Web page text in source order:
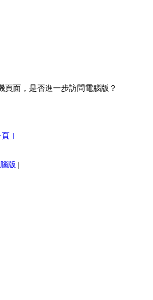
頁面，是否進一步訪問電腦版？
頁 ]
版 |